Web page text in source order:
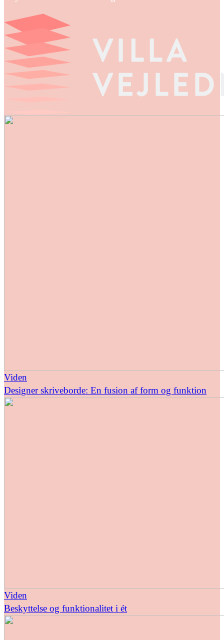
Viden
Designer skriveborde: En fusion af form og funktion
Viden
Beskyttelse og funktionalitet i ét